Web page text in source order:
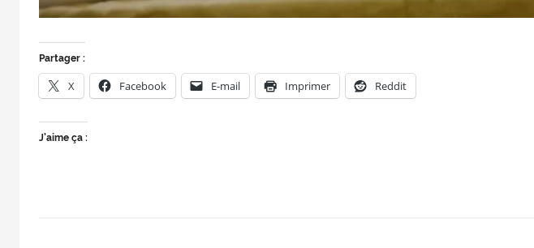
Partager :
X Facebook E-mail Imprimer Reddit
J’aime ça :